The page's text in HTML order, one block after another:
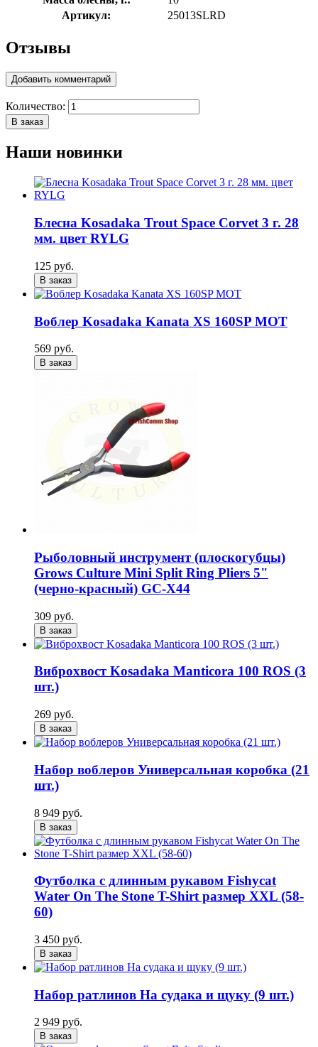
Артикул:
25013SLRD
Отзывы
Добавить комментарий
Количество:
В заказ
Наши новинки
Блесна Kosadaka Trout Space Corvet 3 г. 28
мм. цвет RYLG
125 руб.
В заказ
Воблер Kosadaka Kanata XS 160SP MOT
569 руб.
В заказ
Рыболовный инструмент (плоскогубцы)
Grows Culture Mini Split Ring Pliers 5"
(черно-красный) GC-X44
309 руб.
В заказ
Виброхвост Kosadaka Manticora 100 ROS (3
шт.)
269 руб.
В заказ
Набор воблеров Универсальная коробка (21
шт.)
8 949 руб.
В заказ
Футболка с длинным рукавом Fishycat
Water On The Stone T-Shirt размер XXL (58-
60)
3 450 руб.
В заказ
Набор ратлинов На судака и щуку (9 шт.)
2 949 руб.
В заказ